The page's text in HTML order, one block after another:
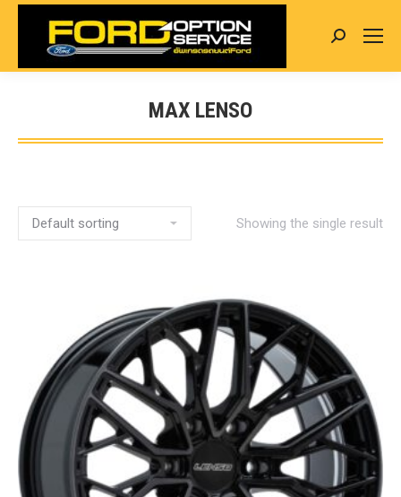
Search:
MAX LENSO
You are here:
Showing the single result